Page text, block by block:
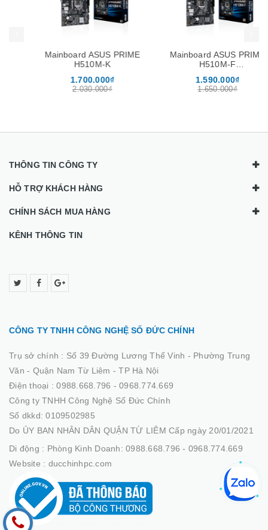
Mainboard ASUS PRIME
H510M-K
1.700.000₫
2.030.000₫
Mainboard ASUS PRIME
H510M-F
DDR4)
1.590.000₫
1.650.000₫
THÔNG TIN CÔNG TY
HỖ TRỢ KHÁCH HÀNG
CHÍNH SÁCH MUA HÀNG
KÊNH THÔNG TIN
CÔNG TY TNHH CÔNG NGHỆ SỐ ĐỨC CHÍNH
Trụ sở chính : Số 39 Đường Lương Thế Vinh - Phường Trung
Văn - Quận Nam Từ Liêm - TP Hà Nội
Điện thoại :0988.668.796 - 0968.774.669
Công ty TNHH Công Nghệ Số Đức Chính
Số dkkd: 0109502985
Do ỦY BAN NHÂN DÂN QUẬN TỪ LIÊM Cấp ngày 20/01/2021
Di động : Phòng Kinh Doanh: 0988.668.796 - 0968.774.669
Website : ducchinhpc.com